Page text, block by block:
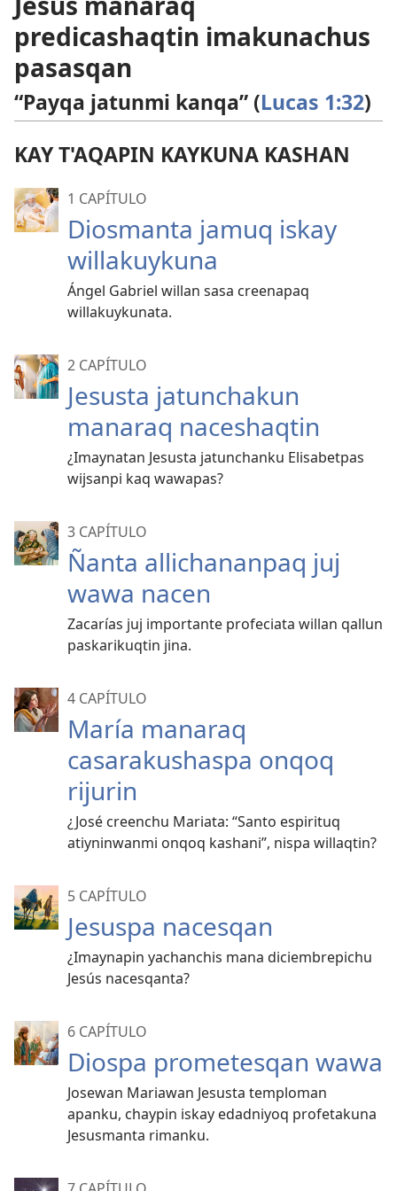
predicashaqtin imakunachus
pasasqan
“Payqa jatunmi kanqa” (Lucas 1:32)
KAY T'AQAPIN KAYKUNA KASHAN
1 CAPÍTULO
Diosmanta jamuq iskay
willakuykuna
Ángel Gabriel willan sasa creenapaq
willakuykunata.
2 CAPÍTULO
Jesusta jatunchakun
manaraq naceshaqtin
¿Imaynatan Jesusta jatunchanku Elisabetpas
wijsanpi kaq wawapas?
3 CAPÍTULO
Ñanta allichananpaq juj
wawa nacen
Zacarías juj importante profeciata willan qallun
paskarikuqtin jina.
4 CAPÍTULO
María manaraq
casarakushaspa onqoq
rijurin
¿José creenchu Mariata: “Santo espirituq
atiyninwanmi onqoq kashani”, nispa willaqtin?
5 CAPÍTULO
Jesuspa nacesqan
¿Imaynapin yachanchis mana diciembrepichu
Jesús nacesqanta?
6 CAPÍTULO
Diospa prometesqan wawa
Josewan Mariawan Jesusta temploman
apanku, chaypin iskay edadniyoq profetakuna
Jesusmanta rimanku.